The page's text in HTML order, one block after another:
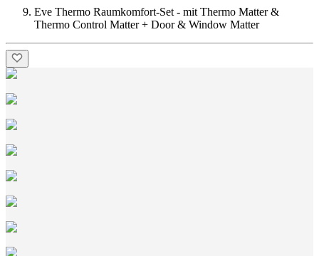
Eve Thermo Raumkomfort-Set - mit Thermo Matter &
Thermo Control Matter + Door & Window Matter